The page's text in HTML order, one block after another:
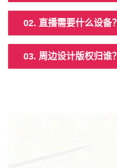
02. 直播需要什么设备？
03. 周边设计版权归谁？